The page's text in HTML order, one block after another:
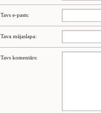
Tavs e-pasts:
Tava mājaslapa:
Tavs komentārs: